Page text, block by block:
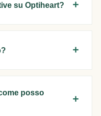
su Optiheart?
posso